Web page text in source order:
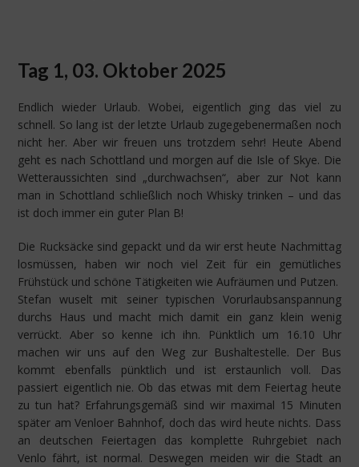
Tag 1, 03. Oktober 2025
Endlich wieder Urlaub. Wobei, eigentlich ging das viel zu
schnell. So lang ist der letzte Urlaub zugegebenermaßen noch
nicht her. Aber wir freuen uns trotzdem sehr! Heute Abend
geht es nach Schottland und morgen auf die Isle of Skye. Die
Wetteraussichten sind „durchwachsen“, aber zur Not kann
man in Schottland schließlich noch Whisky trinken – und das
ist doch immer ein guter Plan B!
Die Rucksäcke sind gepackt und da wir erst heute Nachmittag
losmüssen, haben wir noch viel Zeit für ein gemütliches
Frühstück und schöne Tätigkeiten wie Aufräumen und Putzen.
Stefan wuselt mit seiner typischen Vorurlaubsanspannung
durchs Haus und macht mich damit ein ganz klein wenig
verrückt. Aber so kenne ich ihn. Pünktlich um 16.10 Uhr
machen wir uns auf den Weg zur Bushaltestelle. Der Bus
kommt ebenfalls pünktlich und ist erstaunlich voll. Das
passiert eigentlich nie. Ob das etwas mit dem Feiertag heute
zu tun hat? Erfahrungsgemäß sind wir maximal 15 Minuten
später am Venloer Bahnhof, doch das wird heute nichts. Dass
an deutschen Feiertagen das komplette Ruhrgebiet nach
Venlo fährt, ist normal. Deswegen meiden wir die Stadt an